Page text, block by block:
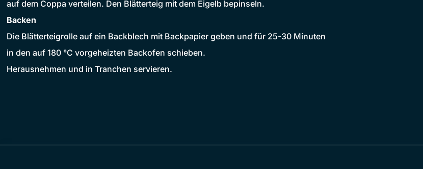
auf dem Coppa verteilen. Den Blätterteig mit dem Eigelb bepinseln.
Backen
Die Blätterteigrolle auf ein Backblech mit Backpapier geben und für 25-30 Minuten
in den auf 180 °C vorgeheizten Backofen schieben.
Herausnehmen und in Tranchen servieren.